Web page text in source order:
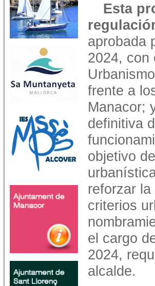
Esta
aprobada
2024, con
frente a
Manacor;
definitiva
objetivo
reforzar
criterios
el cargo
2024,
alcalde.